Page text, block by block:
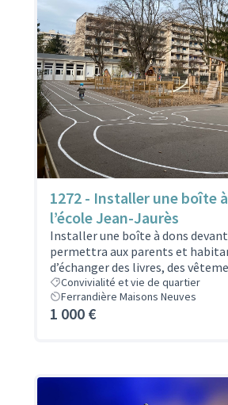
1272 - Installer une boîte
l’école Jean-Jaurès
Installer une boîte à dons devant
permettra aux parents et
d’échanger des livres, des
Convivialité et vie de quartier
Ferrandière Maisons Neuves
1 000 €